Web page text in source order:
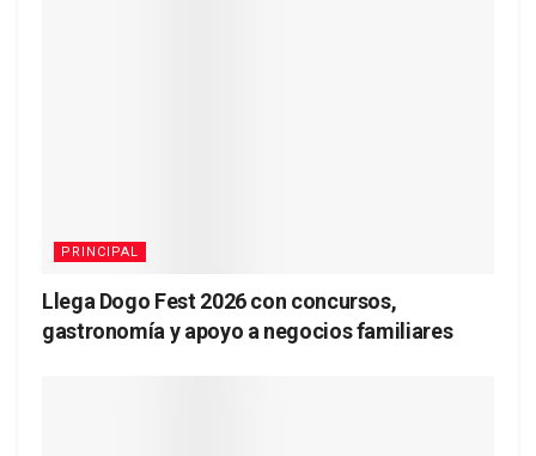
PRINCIPAL
Llega Dogo Fest 2026 con concursos,
gastronomía y apoyo a negocios familiares